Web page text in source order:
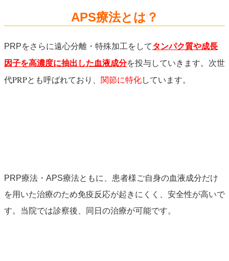
APS療法とは？
PRPをさらに遠心分離・特殊加工をしてタンパク質や成長
因子を高濃度に抽出した血液成分を投与していきます。 次世
代PRPとも呼ばれており、 関節に特化しています。
PRP療法・APS療法ともに、患者様ご自身の血液成分だけ
を用いた治療のため免疫反応が起きにくく、安全性が高いで
す。当院では診察後、同日の治療が可能です。